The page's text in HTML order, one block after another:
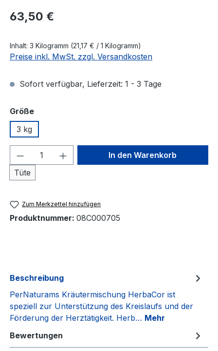
Regulärer Preis:
63,50 €
Inhalt: 3 Kilogramm (21,17 € / 1 Kilogramm)
Preise inkl. MwSt. zzgl. Versandkosten
Sofort verfügbar, Lieferzeit: 1 - 3 Tage
Größeauswählen
3 kg
Produkt Anzahl: Gib den
Tüte
In den Warenkorb
Zum Merkzettel hinzufügen
Produktnummer: 08C000705
Beschreibung
PerNaturams Kräutermischung HerbaCor ist
speziell zur Unterstützung des Kreislaufs und der
Förderung der Herztätigkeit. Herb… Mehr
Bewertungen